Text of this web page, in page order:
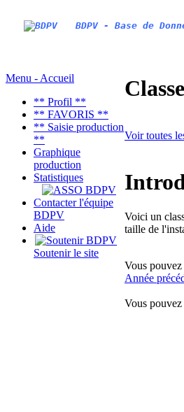
BDPV - Base de
Menu - Accueil
** Profil **
** FAVORIS **
** Saisie production
**
Graphique
production
Statistiques
Contacter l'équipe
BDPV
Aide
Soutenir le site
Voir toutes
Voici un
taille de
Vous
Année
Vous